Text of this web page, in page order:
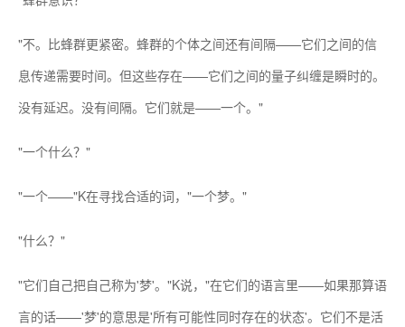
"不。比蜂群更紧密。蜂群的个体之间还有间隔——它们之间的信
息传递需要时间。但这些存在——它们之间的量子纠缠是瞬时的。
没有延迟。没有间隔。它们就是——一个。"
"一个什么？"
"一个——"K在寻找合适的词，"一个梦。"
"什么？"
"它们自己把自己称为'梦'。"K说，"在它们的语言里——如果那算语
言的话——'梦'的意思是'所有可能性同时存在的状态'。它们不是活